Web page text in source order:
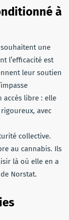
à
souhaitent une
l’efficacité est
leur soutien
accès libre : elle
avec
collective.
au cannabis. Ils
là où elle en a
Norstat.